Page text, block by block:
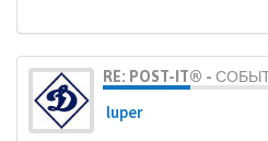
RE: POST-IT® -
luper